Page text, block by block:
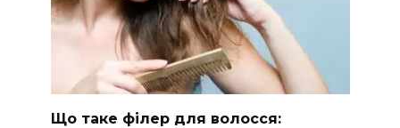
Що таке філер для волосся: